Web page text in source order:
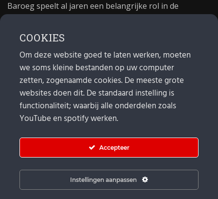
Baroeg speelt al jaren een belangrijke rol in de
poppodium 40 jaar.
MAIL
Algemeen: info@baroeg.nl
Bands & boeking: leon@baroeg.nl
Promotie & publiciteit: francis@baroeg.nl
COOKIES
Om deze website goed te laten werken, moeten
we soms kleine bestanden op uw computer
zetten, zogenaamde cookies. De meeste grote
websites doen dit. De standaard instelling is
functionaliteit; waarbij alle onderdelen zoals
YouTube en spotify werken.
Accepteer
Instellingen aanpassen